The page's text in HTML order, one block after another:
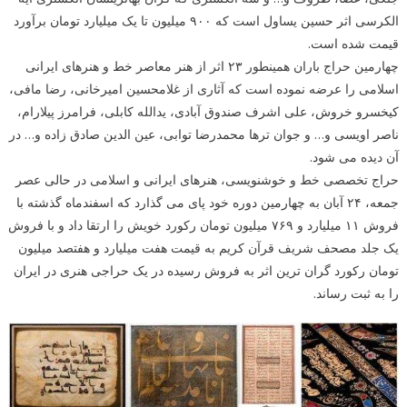
الکرسی اثر حسین یساول است که ۹۰۰ میلیون تا یک میلیارد تومان برآورد
قیمت شده است.
چهارمین حراج باران همینطور ۲۳ اثر از هنر معاصر خط و هنرهای ایرانی
اسلامی را عرضه نموده است که آثاری از غلامحسین امیرخانی، رضا مافی،
کیخسرو خروش، علی اشرف صندوق آبادی، یدالله کابلی، فرامرز پیلارام،
ناصر اویسی و… و جوان ترها محمدرضا توابی، عین الدین صادق زاده و… در
آن دیده می شود.
حراج تخصصی خط و خوشنویسی، هنرهای ایرانی و اسلامی در حالی عصر
جمعه، ۲۴ آبان به چهارمین دوره خود پای می گذارد که اسفندماه گذشته با
فروش ۱۱ میلیارد و ۷۶۹ میلیون تومان رکورد خویش را ارتقا داد و با فروش
یک جلد مصحف شریف قرآن کریم به قیمت هفت میلیارد و هفتصد میلیون
تومان رکورد گران ترین اثر به فروش رسیده در یک حراجی هنری در ایران
را به ثبت رساند.